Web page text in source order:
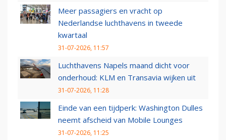
Meer passagiers en vracht op
Nederlandse luchthavens in tweede
kwartaal
31-07-2026, 11:57
Luchthavens Napels maand dicht voor
onderhoud: KLM en Transavia wijken uit
31-07-2026, 11:28
Einde van een tijdperk: Washington Dulles
neemt afscheid van Mobile Lounges
31-07-2026, 11:25